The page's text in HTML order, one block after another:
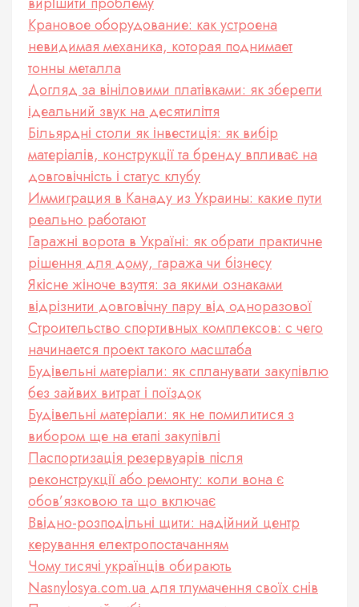
Крановое оборудование: как устроена
невидимая механика, которая поднимает
тонны металла
Догляд за вініловими платівками: як зберегти
ідеальний звук на десятиліття
Більярдні столи як інвестиція: як вибір
матеріалів, конструкції та бренду впливає на
довговічність і статус клубу
Иммиграция в Канаду из Украины: какие пути
реально работают
Гаражні ворота в Україні: як обрати практичне
рішення для дому, гаража чи бізнесу
Якісне жіноче взуття: за якими ознаками
відрізнити довговічну пару від одноразової
Строительство спортивных комплексов: с чего
начинается проект такого масштаба
Будівельні матеріали: як спланувати закупівлю
без зайвих витрат і поїздок
Будівельні матеріали: як не помилитися з
вибором ще на етапі закупівлі
Паспортизація резервуарів після
реконструкції або ремонту: коли вона є
обов’язковою та що включає
Ввідно-розподільні щити: надійний центр
керування електропостачанням
Чому тисячі українців обирають
Nasnylosya.com.ua для тлумачення своїх снів